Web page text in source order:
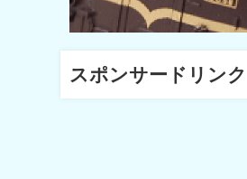
スポンサードリンク